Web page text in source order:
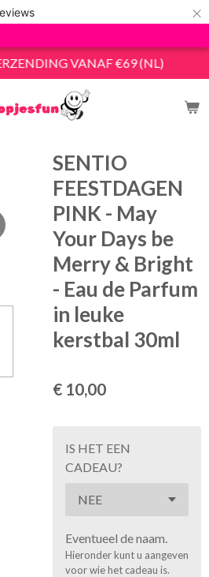
×
VANAF €69 (NL)
SENTIO
FEESTDAGEN
PINK - May
Your Days be
Merry & Bright
- Eau de Parfum
in leuke
kerstbal 30ml
€ 10,00
IS HET EEN
CADEAU?
Eventueel de naam.
Hieronder kunt u aangeven
voor wie het cadeau is.